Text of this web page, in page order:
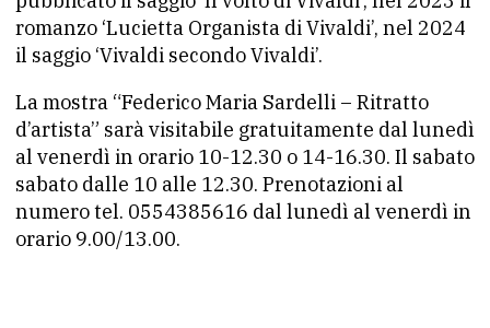
romanzo ‘Lucietta Organista di Vivaldi’, nel 2024
il saggio ‘Vivaldi secondo Vivaldi’.
La mostra “Federico Maria Sardelli – Ritratto
d’artista” sarà visitabile gratuitamente dal lunedì
al venerdì in orario 10-12.30 o 14-16.30. Il sabato
sabato dalle 10 alle 12.30. Prenotazioni al
numero tel. 0554385616 dal lunedì al venerdì in
orario 9.00/13.00.